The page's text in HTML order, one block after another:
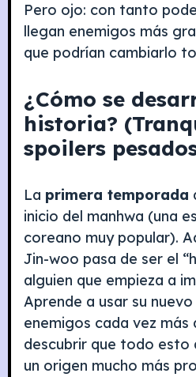
Pero ojo: con tanto
llegan enemigos más
que podrían cambiarlo
¿Cómo se
historia?
spoilers
La primera temporada
inicio del manhwa (una
coreano muy popular).
Jin-woo pasa de ser el
alguien que empieza a
Aprende a usar su
enemigos cada vez más
descubrir que todo esto
un origen mucho más